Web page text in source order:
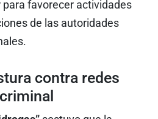
para favorecer actividades
de las autoridades
contra redes